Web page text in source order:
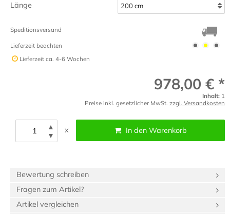
Länge
Speditionsversand
Lieferzeit beachten
Lieferzeit ca. 4-6 Wochen
978,00 € *
Inhalt: 1
Preise inkl. gesetzlicher MwSt. zzgl. Versandkosten
▲
▼
x In den Warenkorb
Bewertung schreiben
Fragen zum Artikel?
Artikel vergleichen